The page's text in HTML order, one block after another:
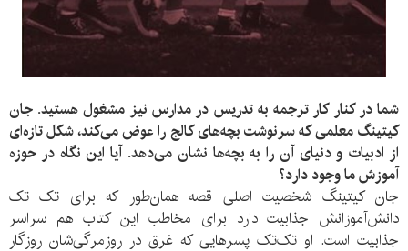
شما در کنار کار ترجمه به تدریس در مدارس نیز مشغول هستید. جان
کیتینگ معلمی که سرنوشت بچه‌های کالج را عوض می‌کند، شکل تازه‌ای
از ادبیات و دنیای آن را به بچه‌ها نشان می‌دهد. آیا این نگاه در حوزه
آموزش ما وجود دارد؟
جان کیتینگ شخصیت اصلی قصه همان‌طور که برای تک تک
دانش‌آموزانش جذابیت دارد برای مخاطب این کتاب هم سراسر
جذابیت است. او تک‌تک پسرهایی که غرق در روزمرگی‌شان روزگار